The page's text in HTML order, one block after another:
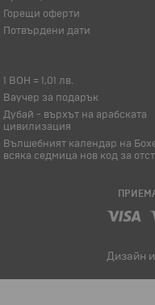
Горещи оферти
Потвърдени дати
1 BOH = 1,01 лв.
Ваучер за подарък
Дубай - върхът на арабската
цивилизация
Вълшебният календар на
всяка седмица нов код за
Дизайн